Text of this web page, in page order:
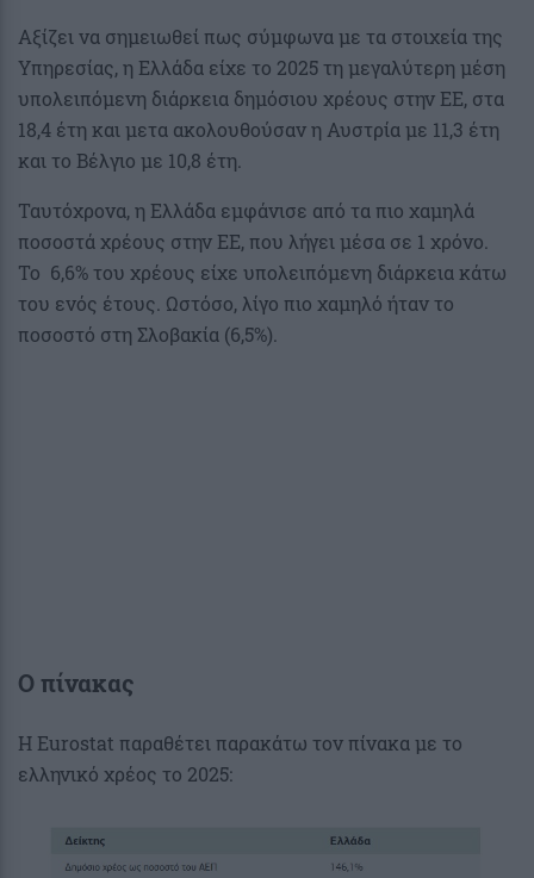
Αξίζει να σημειωθεί πως σύμφωνα με τα στοιχεία της
Υπηρεσίας, η Ελλάδα είχε το 2025 τη μεγαλύτερη μέση
υπολειπόμενη διάρκεια δημόσιου χρέους στην ΕΕ, στα
18,4 έτη και μετα ακολουθούσαν η Αυστρία με 11,3 έτη
και το Βέλγιο με 10,8 έτη.
Ταυτόχρονα, η Ελλάδα εμφάνισε από τα πιο χαμηλά
ποσοστά χρέους στην ΕΕ, που λήγει μέσα σε 1 χρόνο.
Το 6,6% του χρέους είχε υπολειπόμενη διάρκεια κάτω
του ενός έτους. Ωστόσο, λίγο πιο χαμηλό ήταν το
ποσοστό στη Σλοβακία (6,5%).
Ο πίνακας
Η Eurostat παραθέτει παρακάτω τον πίνακα με το
ελληνικό χρέος το 2025: